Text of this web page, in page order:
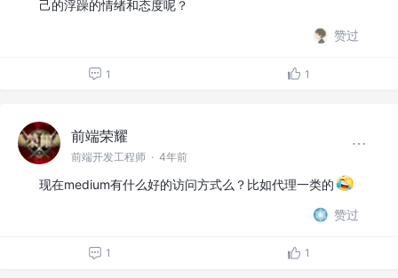
己的浮躁的情绪和态度呢？
赞过
1 1
前端荣耀
前端开发工程师 · 4年前
现在medium有什么好的访问方式么？比如代理一类的
赞过
1 1